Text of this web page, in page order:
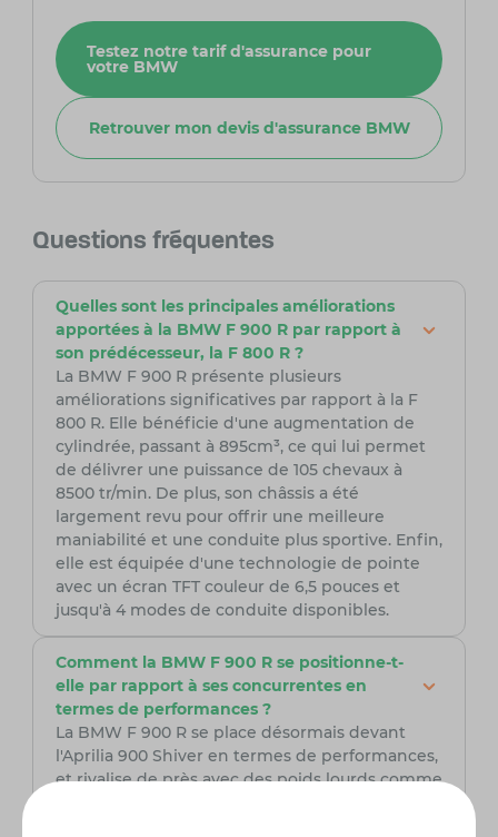
Testez notre tarif d'assurance pour
votre BMW
Retrouver mon devis d'assurance BMW
Questions fréquentes
Quelles sont les principales améliorations
apportées à la BMW F 900 R par rapport à
son prédécesseur, la F 800 R ?
La BMW F 900 R présente plusieurs
améliorations significatives par rapport à la F
800 R. Elle bénéficie d'une augmentation de
cylindrée, passant à 895cm³, ce qui lui permet
de délivrer une puissance de 105 chevaux à
8500 tr/min. De plus, son châssis a été
largement revu pour offrir une meilleure
maniabilité et une conduite plus sportive. Enfin,
elle est équipée d'une technologie de pointe
avec un écran TFT couleur de 6,5 pouces et
jusqu'à 4 modes de conduite disponibles.
Comment la BMW F 900 R se positionne-t-
elle par rapport à ses concurrentes en
termes de performances ?
La BMW F 900 R se place désormais devant
l'Aprilia 900 Shiver en termes de performances,
et rivalise de près avec des poids lourds comme